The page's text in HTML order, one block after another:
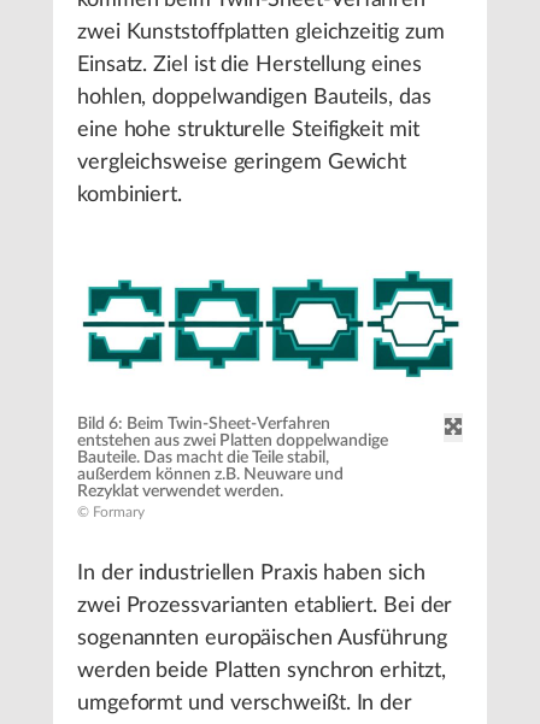
zwei Kunststoffplatten gleichzeitig zum
Einsatz. Ziel ist die Herstellung eines
hohlen, doppelwandigen Bauteils, das
eine hohe strukturelle Steifigkeit mit
vergleichsweise geringem Gewicht
kombiniert.
Bild 6: Beim Twin-Sheet-Verfahren
entstehen aus zwei Platten doppelwandige
Bauteile. Das macht die Teile stabil,
außerdem können z.B. Neuware und
Rezyklat verwendet werden.
© Formary
In der industriellen Praxis haben sich
zwei Prozessvarianten etabliert. Bei der
sogenannten europäischen Ausführung
werden beide Platten synchron erhitzt,
umgeformt und verschweißt. In der